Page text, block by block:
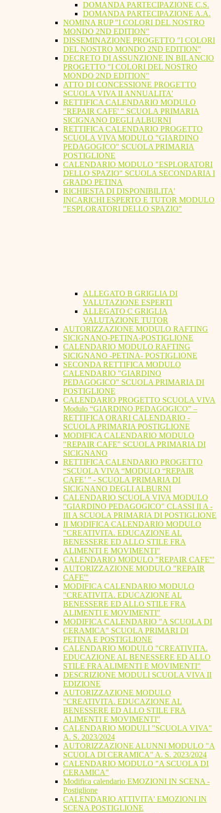
DOMANDA PARTECIPAZIONE C.S.
DOMANDA PARTECIPAZIONE A.A.
NOMINA RUP "I COLORI DEL NOSTRO
MONDO 2ND EDITION"
DISSEMINAZIONE PROGETTO "I COLORI
DEL NOSTRO MONDO 2ND EDITION"
DECRETO DI ASSUNZIONE IN BILANCIO
PROGETTO "I COLORI DEL NOSTRO
MONDO 2ND EDITION"
ATTO DI CONCESSIONE PROGETTO
SCUOLA VIVA II ANNUALITA'
RETTIFICA CALENDARIO MODULO
"REPAIR CAFE' " SCUOLA PRIMARIA
SICIGNANO DEGLI ALBURNI
RETTIFICA CALENDARIO PROGETTO
SCUOLA VIVA MODULO "GIARDINO
PEDAGOGICO" SCUOLA PRIMARIA
POSTIGLIONE
CALENDARIO MODULO "ESPLORATORI
DELLO SPAZIO" SCUOLA SECONDARIA I
GRADO PETINA
RICHIESTA DI DISPONIBILITA'
INCARICHI ESPERTO E TUTOR MODULO
"ESPLORATORI DELLO SPAZIO"
ALLEGATO B GRIGLIA DI
VALUTAZIONE ESPERTI
ALLEGATO C GRIGLIA
VALUTAZIONE TUTOR
AUTORIZZAZIONE MODULO RAFTING
SICIGNANO-PETINA-POSTIGLIONE
CALENDARIO MODULO RAFTING
SICIGNANO -PETINA- POSTIGLIONE
SECONDA RETTIFICA MODULO
CALENDARIO "GIARDINO
PEDAGOGICO" SCUOLA PRIMARIA DI
POSTIGLIONE
CALENDARIO PROGETTO SCUOLA VIVA
Modulo “GIARDINO PEDAGOGICO” –
RETTIFICA ORARI CALENDARIO -
SCUOLA PRIMARIA POSTIGLIONE
MODIFICA CALENDARIO MODULO
"REPAIR CAFE" SCUOLA PRIMARIA DI
SICIGNANO
RETTIFICA CALENDARIO PROGETTO
“SCUOLA VIVA “MODULO “REPAIR
CAFE’ ” - SCUOLA PRIMARIA DI
SICIGNANO DEGLI ALBURNI
CALENDARIO SCUOLA VIVA MODULO
"GIARDINO PEDAGOGICO" CLASSI II A -
III A SCUOLA PRIMARIA DI POSTIGLIONE
II MODIFICA CALENDARIO MODULO
"CREATIVITA. EDUCAZIONE AL
BENESSERE ED ALLO STILE FRA
ALIMENTI E MOVIMENTI"
CALENDARIO MODULO "REPAIR CAFE'"
AUTORIZZAZIONE MODULO "REPAIR
CAFE'"
MODIFICA CALENDARIO MODULO
"CREATIVITA. EDUCAZIONE AL
BENESSERE ED ALLO STILE FRA
ALIMENTI E MOVIMENTI"
MODIFICA CALENDARIO "A SCUOLA DI
CERAMICA" SCUOLA PRIMARI DI
PETINA E POSTIGLIONE
CALENDARIO MODULO "CREATIVITA.
EDUCAZIONE AL BENESSERE ED ALLO
STILE FRA ALIMENTI E MOVIMENTI"
DESCRIZIONE MODULI SCUOLA VIVA II
EDIZIONE
AUTORIZZAZIONE MODULO
"CREATIVITA. EDUCAZIONE AL
BENESSERE ED ALLO STILE FRA
ALIMENTI E MOVIMENTI"
CALENDARIO MODULI "SCUOLA VIVA"
A. S. 2023/2024
AUTORIZZAZIONE ALUNNI MODULO "A
SCUOLA DI CERAMICA" A. S. 2023/2024
CALENDARIO MODULO "A SCUOLA DI
CERAMICA"
Modifica calendario EMOZIONI IN SCENA -
Postiglione
CALENDARIO ATTIVITA' EMOZIONI IN
SCENA POSTIGLIONE